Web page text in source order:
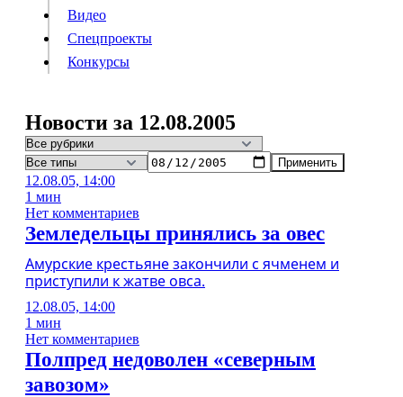
Конкурсы
ИнформацияПодпискаРекламаВсе новостиАрхив
Видео
Спецпроекты
Конкурсы
Новости за 12.08.2005
Применить
12.08.05, 14:00
1 мин
Нет комментариев
Земледельцы принялись за овес
Амурские крестьяне закончили с ячменем и
приступили к жатве овса.
12.08.05, 14:00
1 мин
Нет комментариев
Полпред недоволен «северным
завозом»